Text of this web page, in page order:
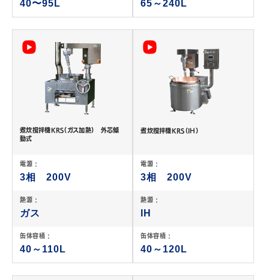
40〜95L 65～240L
煮炊撹拌機KRS（ガス加熱） 外芯傾
動式
電源 :
3相 200V
熱源 :
ガス
缶体容積 :
40～110L
煮炊撹拌機KRS（IH）
電源 :
3相 200V
熱源 :
IH
缶体容積 :
40～120L